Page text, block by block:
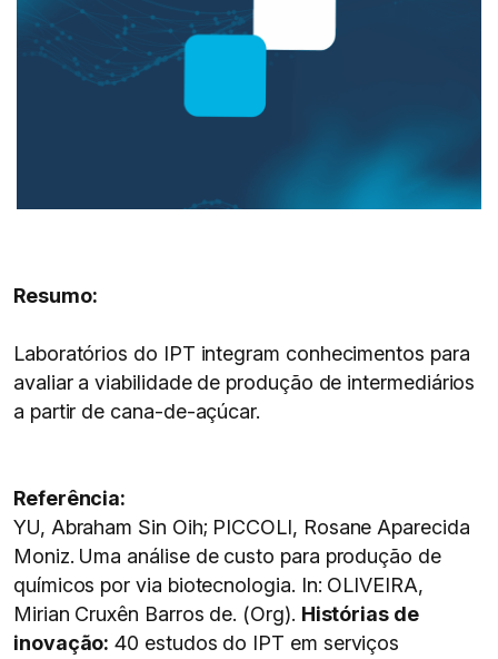
Resumo:
Laboratórios do IPT integram conhecimentos para
avaliar a viabilidade de produção de intermediários
a partir de cana-de-açúcar.
Referência:
YU, Abraham Sin Oih; PICCOLI, Rosane Aparecida
Moniz. Uma análise de custo para produção de
químicos por via biotecnologia. In: OLIVEIRA,
Mirian Cruxên Barros de. (Org). Histórias de
inovação: 40 estudos do IPT em serviços